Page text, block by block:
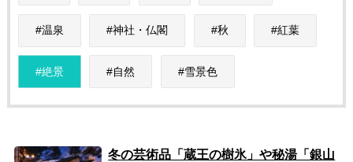
温泉 神社・仏閣 秋 紅葉
絶景 自然 雪景色
冬の芸術品「蔵王の樹氷」や秘湯「銀山